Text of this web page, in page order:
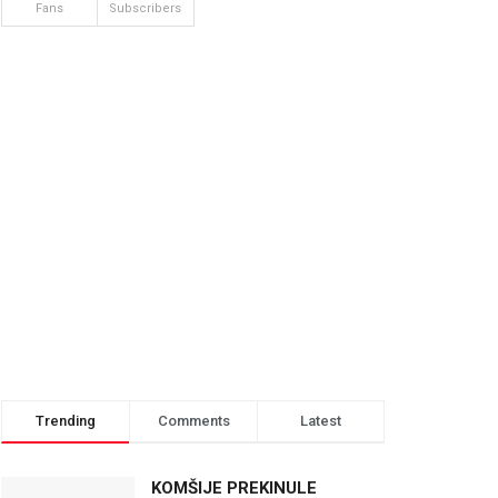
Fans Subscribers
Trending Comments Latest
KOMŠIJE PREKINULE